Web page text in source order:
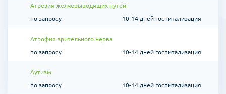
Атрезия желчевыводящих путей
по запросу
10-14 дней госпитализация
Атрофия зрительного нерва
по запросу
10-14 дней госпитализация
Аутизм
по запросу
10-14 дней госпитализация